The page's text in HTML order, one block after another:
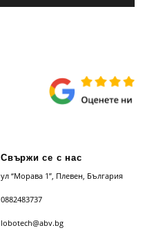
Свържи се с нас
ул “Морава 1”, Плевен, България
0882483737
lobotech@abv.bg